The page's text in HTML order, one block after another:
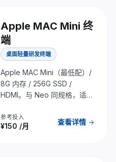
Apple MAC Mini 终
端
桌面轻量研发终端
Apple MAC Mini（最低配）/
8G 内存 / 256G SSD /
HDMI。与 Neo 同规格，适配
参考投入
¥150 /月 查看详情 arrow_forward